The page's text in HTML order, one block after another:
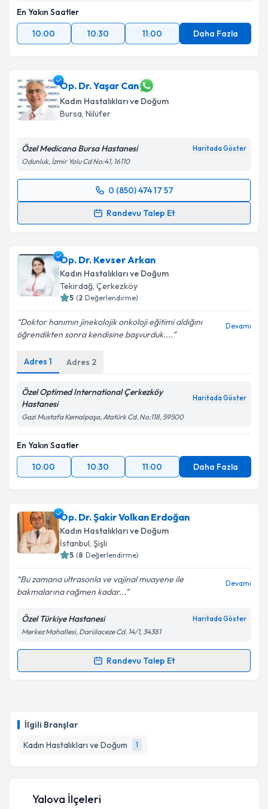
İlgili Branşlar
Kadın Hastalıkları ve Doğum
1
En Yakın Saatler
10:00
10:30 11:00 Daha Fazla
Op. Dr. Yaşar Can
Kadın Hastalıkları ve Doğum
Bursa, Nilüfer
Özel Medicana Bursa Hastanesi Haritada Göster
Odunluk, İzmir Yolu Cd No:41, 16110
0 (850) 474 17 57
Randevu Talep Et
Randevu Takvimi Talebi
takvim hazırlandığında e-posta ile bilgilendireceğiz.
E-posta Adresiniz
Kişisel verilerimin işlenmesine ilişkin
kapsamda işlenmesini kabul ediyorum.
Takvim Talebini Gönder
Op. Dr. Kevser Arkan
Kadın Hastalıkları ve Doğum
Tekirdağ, Çerkezköy
5 (2 Değerlendirme)
Doktor hanımın jinekolojik onkoloji eğitimi aldığını
öğrendikten sonra kendisine başvurduk....
Devamı
Adres 1 Adres 2
Özel Optimed International Çerkezköy
Hastanesi
Haritada Göster
Gazi Mustafa Kemalpaşa, Atatürk Cd. No:118, 59500
En Yakın Saatler
10:00
10:30 11:00 Daha Fazla
Op. Dr. Şakir Volkan Erdoğan
Kadın Hastalıkları ve Doğum
İstanbul, Şişli
5 (8 Değerlendirme)
Bu zamana ultrasonla ve vajinal muayene ile
bakmalarına rağmen kadar...
Devamı
Özel Türkiye Hastanesi Haritada Göster
Merkez Mahallesi, Darülaceze Cd. 14/1, 34381
Randevu Talep Et
Randevu Takvimi Talebi
için bir takvim hazırlandığında e-posta ile
bilgilendireceğiz.
E-posta Adresiniz
Yalova İlçeleri